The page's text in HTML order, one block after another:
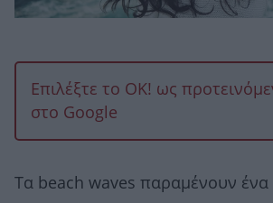
Επιλέξτε το OK! ως
στο Google
Τα beach waves παραμένουν ένα